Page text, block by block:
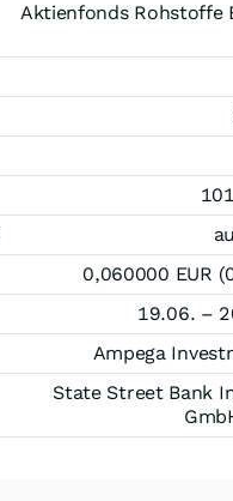
Aktienfonds Rohstoffe
0,060000 EUR
19.06. –
Ampega
State Street Bank